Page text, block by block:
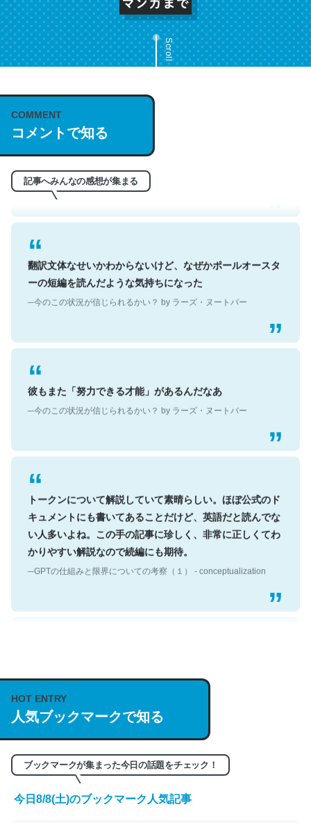
Scroll
COMMENT
コメントで知る
記事へみんなの感想が集まる
これは名文。彼はとてもクレバーなんだろうなと凄く思
う。英語少しでも読める人は原文もお勧め。自分はこの流
れ好き。Let’s Fucking Go. Then Covid hit. Shit.
─今のこの状況が信じられるかい？ by ラーズ・ヌートバー
翻訳文体なせいかわからないけど、なぜかポールオースタ
ーの短編を読んだような気持ちになった
─今のこの状況が信じられるかい？ by ラーズ・ヌートバー
彼もまた「努力できる才能」があるんだなあ
─今のこの状況が信じられるかい？ by ラーズ・ヌートバー
トークンについて解説していて素晴らしい。ほぼ公式のド
キュメントにも書いてあることだけど、英語だと読んでな
い人多いよね。この手の記事に珍しく、非常に正しくてわ
かりやすい解説なので続編にも期待。
─GPTの仕組みと限界についての考察（１） - conceptualization
https://isobe324649.hatenablog.com/entry/2023/03/27
─GPTの仕組みと限界についての考察（１） - conceptualization
HOT ENTRY
人気ブックマークで知る
ブックマークが集まった今日の話題をチェック！
今日8/8(土)のブックマーク人気記事